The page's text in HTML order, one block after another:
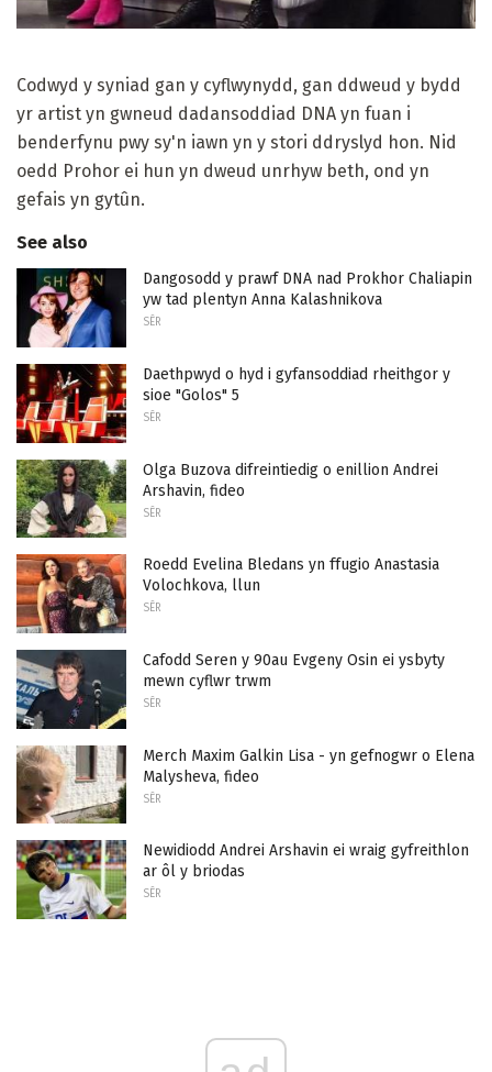
Codwyd y syniad gan y cyflwynydd, gan ddweud y bydd
yr artist yn gwneud dadansoddiad DNA yn fuan i
benderfynu pwy sy'n iawn yn y stori ddryslyd hon. Nid
oedd Prohor ei hun yn dweud unrhyw beth, ond yn
gefais yn gytûn.
See also
Dangosodd y prawf DNA nad Prokhor Chaliapin
yw tad plentyn Anna Kalashnikova
SÊR
Daethpwyd o hyd i gyfansoddiad rheithgor y
sioe "Golos" 5
SÊR
Olga Buzova difreintiedig o enillion Andrei
Arshavin, fideo
SÊR
Roedd Evelina Bledans yn ffugio Anastasia
Volochkova, llun
SÊR
Cafodd Seren y 90au Evgeny Osin ei ysbyty
mewn cyflwr trwm
SÊR
Merch Maxim Galkin Lisa - yn gefnogwr o Elena
Malysheva, fideo
SÊR
Newidiodd Andrei Arshavin ei wraig gyfreithlon
ar ôl y briodas
SÊR